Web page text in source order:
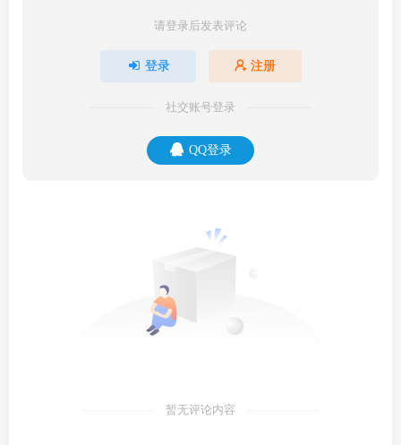
请登录后发表评论
登录 注册
社交账号登录
QQ登录
暂无评论内容